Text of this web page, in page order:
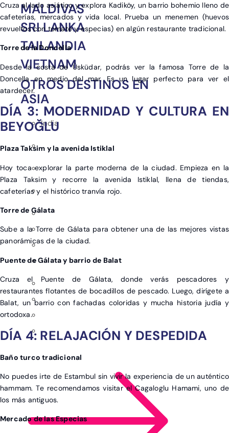
MALDIVAS
SRI LANKA
TAILANDIA
VIETNAM
OTROS DESTINOS EN
ASIA
India
Cruza al lado asiático y explora Kadiköy, un barrio bohemio lleno de
cafeterías, mercados y vida local. Prueba un menemen (huevos
revueltos con tomate y especias) en algún restaurante tradicional.
Torre de la Doncella
Desde la costa de Üsküdar, podrás ver la famosa Torre de la
Doncella en medio del mar. Es un lugar perfecto para ver el
atardecer.
DÍA 3: MODERNIDAD Y CULTURA EN
BEYOĞLU
Plaza Taksim y la avenida Istiklal
Hoy toca explorar la parte moderna de la ciudad. Empieza en la
Plaza Taksim y recorre la avenida Istiklal, llena de tiendas,
cafeterías y el histórico tranvía rojo.
Torre de Gálata
Sube a la Torre de Gálata para obtener una de las mejores vistas
panorámicas de la ciudad.
Puente de Gálata y barrio de Balat
Cruza el Puente de Gálata, donde verás pescadores y
restaurantes flotantes de bocadillos de pescado. Luego, dirígete a
Balat, un barrio con fachadas coloridas y mucha historia judía y
ortodoxa.
DÍA 4: RELAJACIÓN Y DESPEDIDA
Baño turco tradicional
No puedes irte de Estambul sin vivir la experiencia de un auténtico
hammam. Te recomendamos visitar el Cagaloglu Hamami, uno de
los más antiguos.
Mercado de las Especias